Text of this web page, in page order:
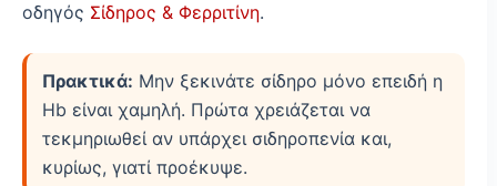
οδηγός Σίδηρος & Φερριτίνη.
Πρακτικά: Μην ξεκινάτε σίδηρο μόνο επειδή η
Hb είναι χαμηλή. Πρώτα χρειάζεται να
τεκμηριωθεί αν υπάρχει σιδηροπενία και,
κυρίως, γιατί προέκυψε.